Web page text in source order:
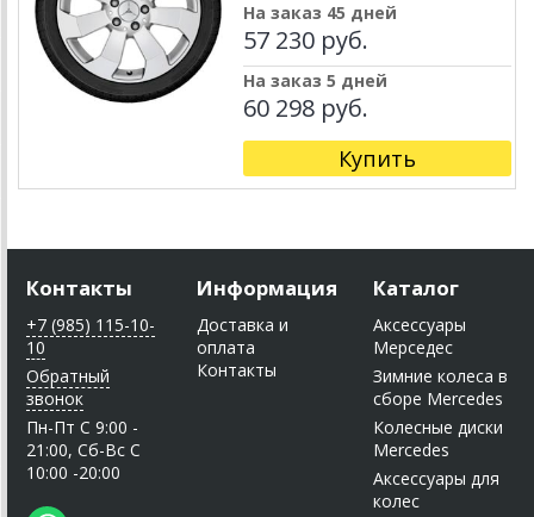
На заказ 45 дней
57 230 руб.
На заказ 5 дней
60 298 руб.
Купить
Контакты
+7 (985) 115-10-
10
Обратный
звонок
Пн-Пт C 9:00 -
21:00, Сб-Вс С
10:00 -20:00
Информация
Доставка и
оплата
Контакты
Каталог
Аксессуары
Мерседес
Зимние колеса в
сборе Mercedes
Колесные диски
Mercedes
Аксессуары для
колес